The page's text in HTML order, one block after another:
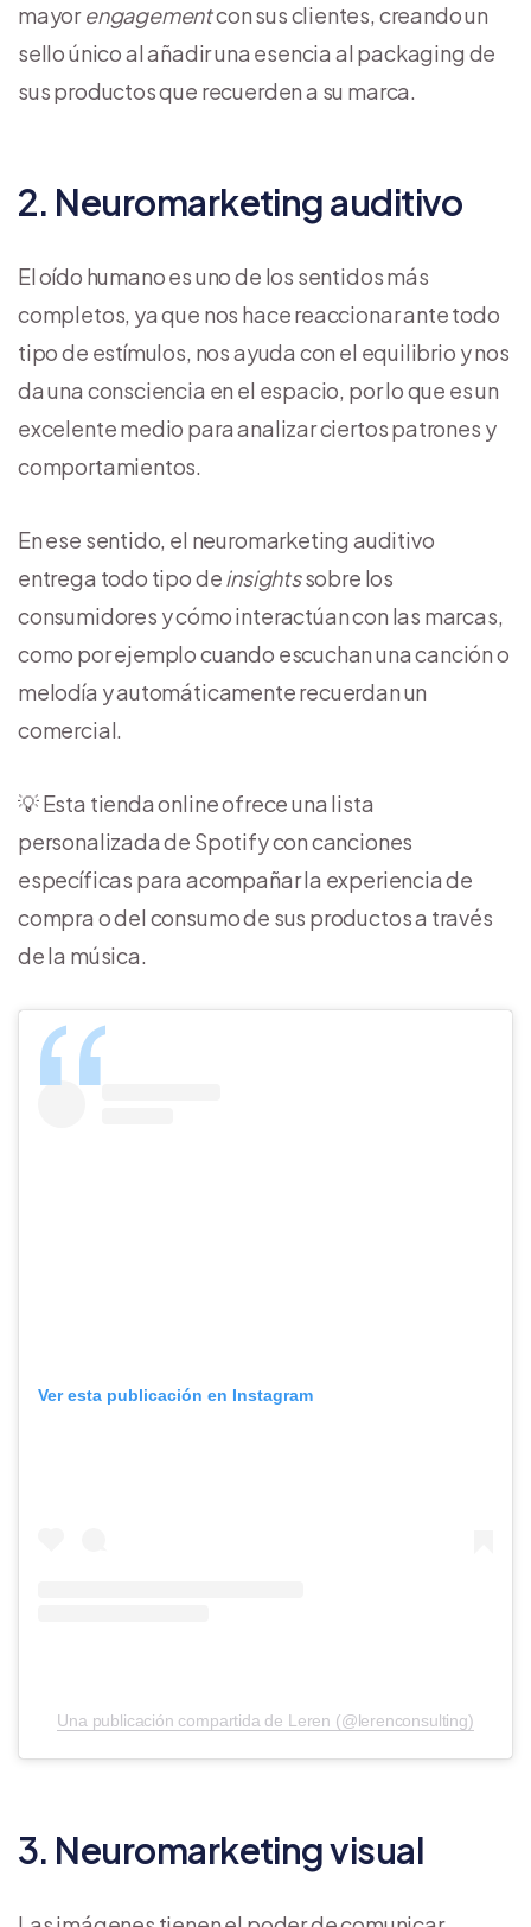
mayorengagementcon sus clientes, creando un
sello único al añadir una esencia al packaging de
sus productos que recuerden a su marca.
2. Neuromarketing auditivo
El oído humano es uno de los sentidos más
completos, ya que nos hace reaccionar ante todo
tipo de estímulos, nos ayuda con el equilibrio y nos
da una consciencia en el espacio, por lo que es un
excelente medio para analizar ciertos patrones y
comportamientos.
En ese sentido, el neuromarketing auditivo
entrega todo tipo deinsightssobre los
consumidores y cómo interactúan con las marcas,
como por ejemplo cuando escuchan una canción o
melodía y automáticamente recuerdan un
comercial.
💡 Esta tienda online ofrece una lista
personalizada de Spotify con canciones
específicas para acompañar la experiencia de
compra o del consumo de sus productos a través
de la música.
Ver esta publicación en Instagram
Una publicación compartida de Leren (@lerenconsulting)
3. Neuromarketing visual